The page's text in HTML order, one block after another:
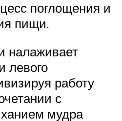
поглощения и
пищи.
налаживает
левого
работу
с
мудра